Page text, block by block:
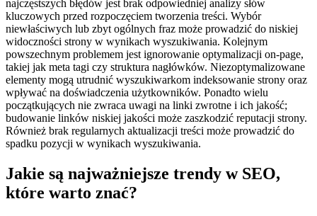
najczęstszych błędów jest brak odpowiedniej analizy słów
kluczowych przed rozpoczęciem tworzenia treści. Wybór
niewłaściwych lub zbyt ogólnych fraz może prowadzić do niskiej
widoczności strony w wynikach wyszukiwania. Kolejnym
powszechnym problemem jest ignorowanie optymalizacji on-page,
takiej jak meta tagi czy struktura nagłówków. Niezoptymalizowane
elementy mogą utrudnić wyszukiwarkom indeksowanie strony oraz
wpływać na doświadczenia użytkowników. Ponadto wielu
początkujących nie zwraca uwagi na linki zwrotne i ich jakość;
budowanie linków niskiej jakości może zaszkodzić reputacji strony.
Również brak regularnych aktualizacji treści może prowadzić do
spadku pozycji w wynikach wyszukiwania.
Jakie są najważniejsze trendy w SEO,
które warto znać?